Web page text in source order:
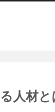
人材